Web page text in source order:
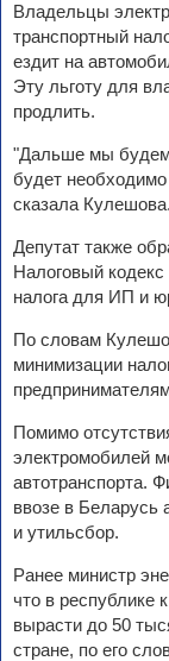
Владельцы
транспортный
ездит на
Эту льготу для
продлить.
"Дальше мы будем
будет
сказала Кулешова.
Депутат также
Налоговый
налога для ИП и
По словам
минимизации
Помимо
электромобилей
автотранспорта.
ввозе в Беларусь
и утильсбор.
Ранее министр
что в республике
вырасти до 50
стране, по его